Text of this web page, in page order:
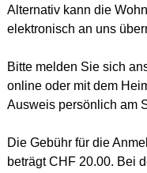
Alternativ kann die
elektronisch an uns
Bitte melden Sie sich
online oder mit dem
Ausweis persönlich am
Die Gebühr für die
beträgt CHF 20.00. Bei